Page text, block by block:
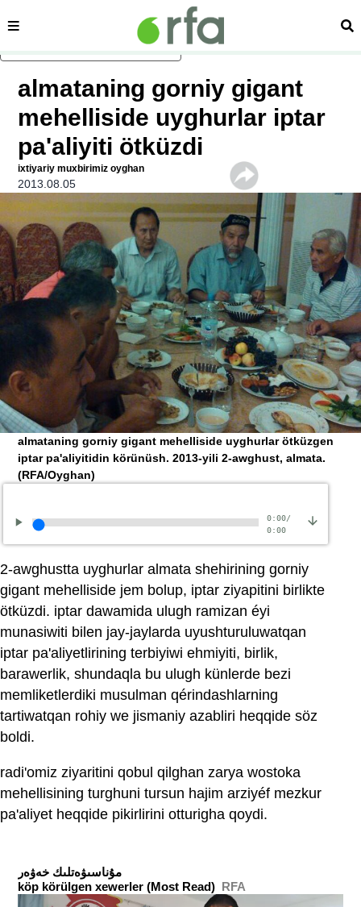
asasliq mezmungha atlang
sehipe
almataning gorniy gigant
mehelliside uyghurlar iptar
pa'aliyiti ötküzdi
ixtiyariy muxbirimiz oyghan
2013.08.05
almataning gorniy gigant mehelliside uyghurlar ötküzgen
iptar pa'aliyitidin körünüsh. 2013-yili 2-awghust, almata.
(RFA/Oyghan)
0:00/
0:00
2-awghustta uyghurlar almata shehirining gorniy
gigant mehelliside jem bolup, iptar ziyapitini birlikte
ötküzdi. iptar dawamida ulugh ramizan éyi
munasiwiti bilen jay-jaylarda uyushturuluwatqan
iptar pa'aliyetlirining terbiyiwi ehmiyiti, birlik,
barawerlik, shundaqla bu ulugh künlerde bezi
memliketlerdiki musulman qérindashlarning
tartiwatqan rohiy we jismaniy azabliri heqqide söz
boldi.
radi'omiz ziyaritini qobul qilghan zarya wostoka
mehellisining turghuni tursun hajim arziyéf mezkur
pa'aliyet heqqide pikirlirini otturigha qoydi.
köp körülgen xewerler (Most Read)
RFA